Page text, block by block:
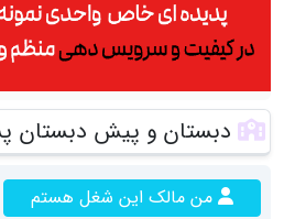
دبستان و پیش دبستان
من مالک این شغل هستم